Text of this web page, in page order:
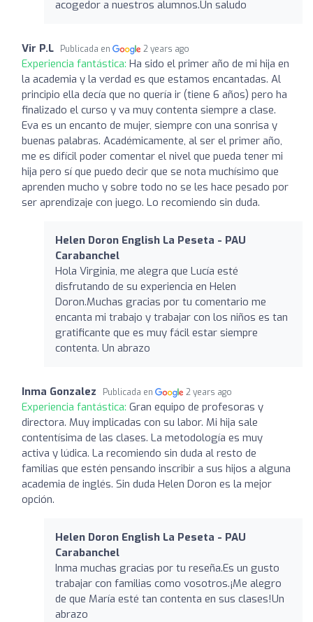
acogedor a nuestros alumnos.Un saludo
Vir P.L Publicada en 2 years ago
Experiencia fantástica: Ha sido el primer año de mi hija en
la academia y la verdad es que estamos encantadas. Al
principio ella decía que no quería ir (tiene 6 años) pero ha
finalizado el curso y va muy contenta siempre a clase.
Eva es un encanto de mujer, siempre con una sonrisa y
buenas palabras. Académicamente, al ser el primer año,
me es difícil poder comentar el nivel que pueda tener mi
hija pero sí que puedo decir que se nota muchísimo que
aprenden mucho y sobre todo no se les hace pesado por
ser aprendizaje con juego. Lo recomiendo sin duda.
Helen Doron English La Peseta - PAU
Carabanchel
Hola Virginia, me alegra que Lucía esté
disfrutando de su experiencia en Helen
Doron.Muchas gracias por tu comentario me
encanta mi trabajo y trabajar con los niños es tan
gratificante que es muy fácil estar siempre
contenta. Un abrazo
Inma Gonzalez Publicada en 2 years ago
Experiencia fantástica: Gran equipo de profesoras y
directora. Muy implicadas con su labor. Mi hija sale
contentísima de las clases. La metodología es muy
activa y lúdica. La recomiendo sin duda al resto de
familias que estén pensando inscribir a sus hijos a alguna
academia de inglés. Sin duda Helen Doron es la mejor
opción.
Helen Doron English La Peseta - PAU
Carabanchel
Inma muchas gracias por tu reseña.Es un gusto
trabajar con familias como vosotros.¡Me alegro
de que María esté tan contenta en sus clases!Un
abrazo